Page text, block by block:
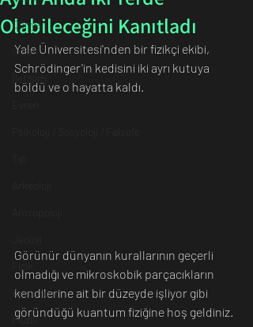
Dünya
İnsan
Astronomi
Müzik
Olabileceğini Kanıtladı
Yale Üniversitesi'nden bir fizikçi ekibi,
Schrödinger'in kedisini iki ayrı kutuya
böldü ve o hayatta kaldı.
Görünür dünyanın kurallarının geçerli
olmadığı ve mikroskobik parçacıkların
kendilerine ait bir düzeyde işliyor gibi
göründüğü kuantum fiziğine hoş geldiniz.